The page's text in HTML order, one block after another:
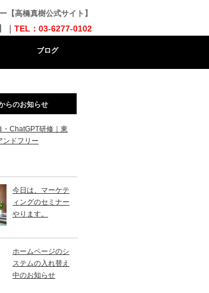
【高橋真樹公式サイト】
TEL：03-6277-0102
ブログ
らのお知らせ
ChatGPT研修｜東
ンドフリー
今日は、マーケテ
ィングのセミナー
やります。
ホームページのシ
ステムの入れ替え
中のお知らせ